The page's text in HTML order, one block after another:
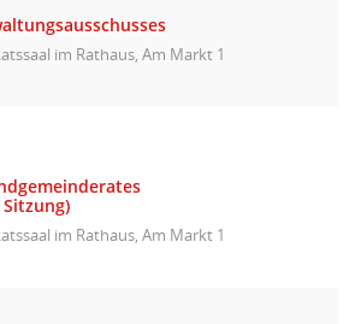
im Rathaus, Am Markt 1
im Rathaus, Am Markt 1